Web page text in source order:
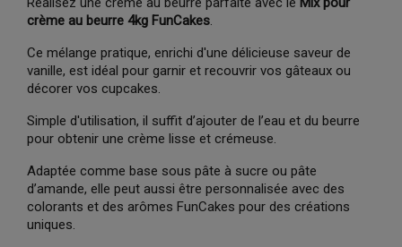
crème au beurre 4kg FunCakes.
Ce mélange pratique, enrichi d'une délicieuse saveur de
vanille, est idéal pour garnir et recouvrir vos gâteaux ou
décorer vos cupcakes.
Simple d'utilisation, il suffit d’ajouter de l’eau et du beurre
pour obtenir une crème lisse et crémeuse.
Adaptée comme base sous pâte à sucre ou pâte
d’amande, elle peut aussi être personnalisée avec des
colorants et des arômes FunCakes pour des créations
uniques.